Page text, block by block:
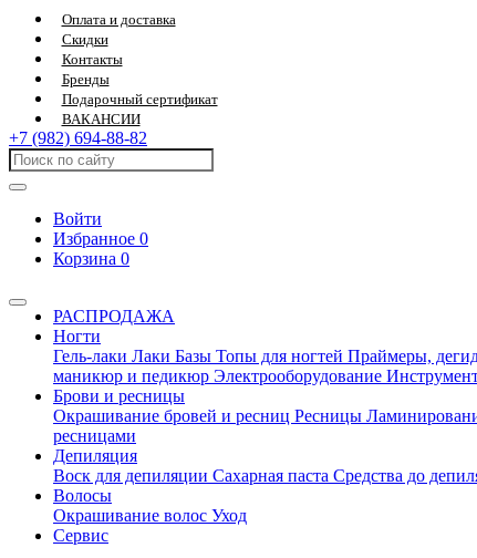
Оплата и доставка
Скидки
Контакты
Бренды
Подарочный сертификат
ВАКАНСИИ
+7 (982) 694-88-82
Войти
Избранное 0
Корзина 0
РАСПРОДАЖА
Ногти
Гель-лаки Лаки Базы Топы для ногтей Праймеры,
маникюр и педикюр Электрооборудование
Брови и ресницы
Окрашивание бровей и ресниц Ресницы
ресницами
Депиляция
Воск для депиляции Сахарная паста Средства до
Волосы
Окрашивание волос Уход
Сервис